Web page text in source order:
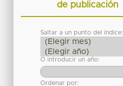
de publicación
Saltar a un punto del índice:
O introducir un año:
Ordenar por: